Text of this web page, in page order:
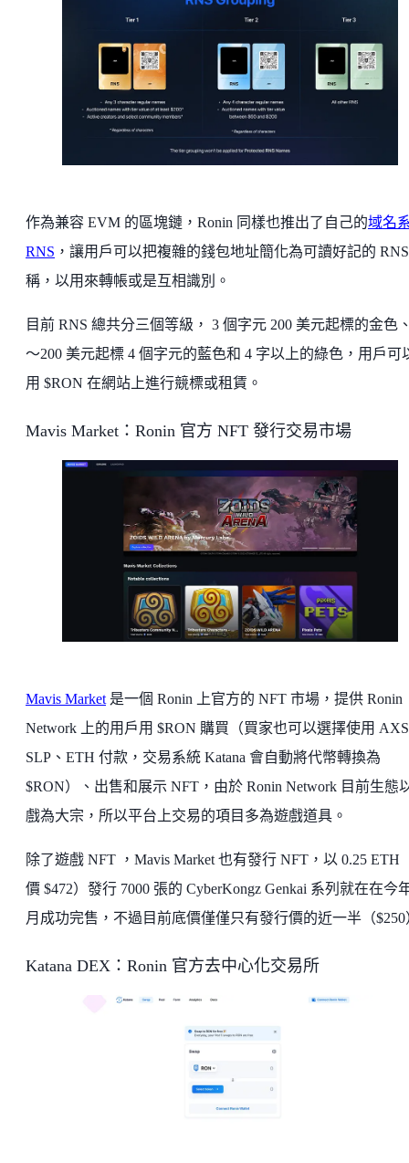
作為兼容 EVM 的區塊鏈，Ronin 同樣也推出了自己的域名
RNS ，讓用戶可以把複雜的錢包地址簡化為可讀好記的
稱，以用來轉帳或是互相識別。
目前 RNS 總共分三個等級， 3 個字元 200 美元起標的金色
～200 美元起標 4 個字元的藍色和 4 字以上的綠色，用戶可
用 $RON 在網站上進行競標或租賃。
Mavis Market：Ronin 官方 NFT 發行交易市場
Mavis Market 是一個 Ronin 上官方的 NFT 市場，提供 Ronin
Network 上的用戶用 $RON 購買（買家也可以選擇使用
SLP、ETH 付款，交易系統 Katana 會自動將代幣轉換為
$RON）、出售和展示 NFT，由於 Ronin Network 目前生態
戲為大宗，所以平台上交易的項目多為遊戲道具。
除了遊戲 NFT ，Mavis Market 也有發行 NFT，以 0.25 ETH
價 $472）發行 7000 張的 CyberKongz Genkai 系列就在在今
月成功完售，不過目前底價僅僅只有發行價的近一半（$250
Katana DEX：Ronin 官方去中心化交易所